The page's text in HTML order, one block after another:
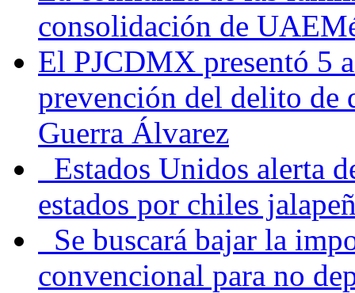
consolidación de
El PJCDMX presentó 5
prevención del delito de
Guerra Álvarez
Estados Unidos alerta
estados por chiles
Se buscará bajar la
convencional para no